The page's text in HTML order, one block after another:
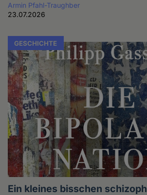
Armin Pfahl-Traughber
23.07.2026
GESCHICHTE
Ein kleines bisschen